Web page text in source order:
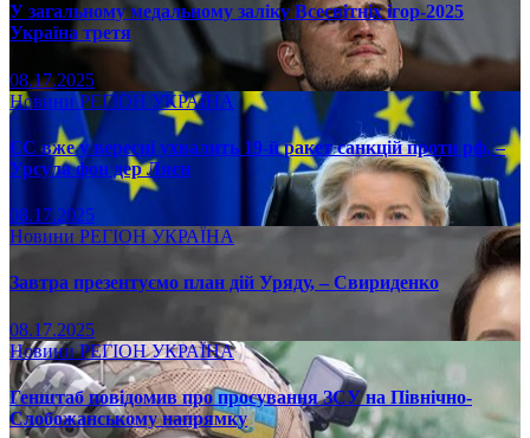
У загальному медальному заліку Всесвітніх ігор-2025
Україна третя
08.17.2025
НовиниРЕГІОН УКРАЇНА
ЄС вже у вересні ухвалить 19-й ракет санкцій проти рф, –
Урсула фон дер Ляєн
08.17.2025
Новини РЕГІОН УКРАЇНА
Завтра презентуємо план дій Уряду, – Свириденко
08.17.2025
НовиниРЕГІОНУКРАЇНА
Генштаб повідомив про просування ЗСУ на Північно-
Слобожанському напрямку